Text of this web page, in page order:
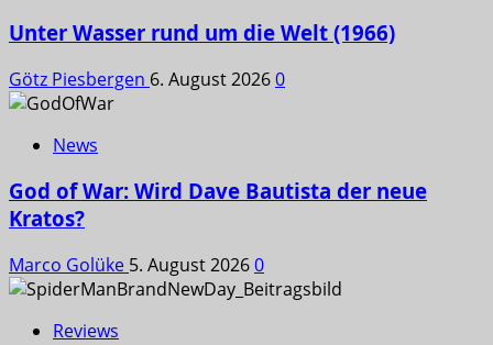
Unter Wasser rund um die Welt (1966)
Götz Piesbergen 6. August 20260
News
God of War: Wird Dave Bautista der neue
Kratos?
Marco Golüke 5. August 20260
Reviews